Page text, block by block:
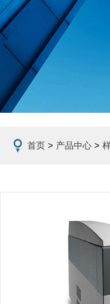
首页 > 产品中心 >